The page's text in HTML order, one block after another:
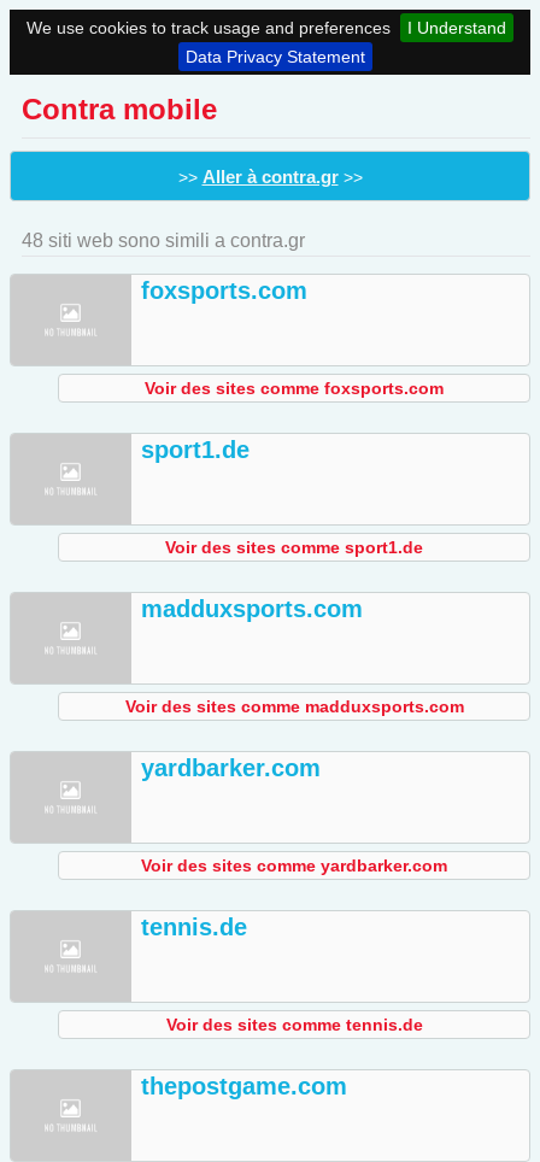
We use cookies to track usage and preferences
I Understand
Data Privacy Statement
Contra mobile
>> Aller à contra.gr>>
48 siti web sono simili a contra.gr
foxsports.com
Voir des sites comme foxsports.com
sport1.de
Voir des sites comme sport1.de
madduxsports.com
Voir des sites comme madduxsports.com
yardbarker.com
Voir des sites comme yardbarker.com
tennis.de
Voir des sites comme tennis.de
thepostgame.com